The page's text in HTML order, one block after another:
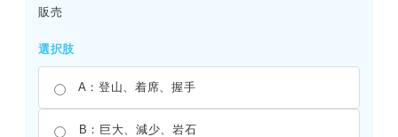
販売
選択肢
A：登山、着席、握手
B：巨大、減少、岩石